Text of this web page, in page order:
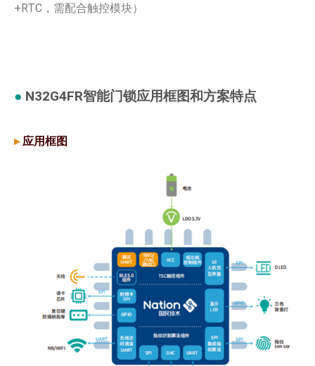
+RTC，需配合触控模块）
● N32G4FR智能门锁应用框图和方案特点
▸ 应用框图